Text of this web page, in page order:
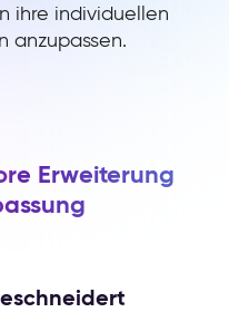
ihre individuellen
anzupassen.
Erweiterung